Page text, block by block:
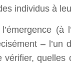
individus à
(à
– l’un